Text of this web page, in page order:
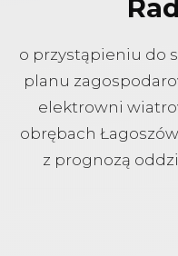
o przystąpieniu do
planu
elektrowni
obrębach
z prognozą